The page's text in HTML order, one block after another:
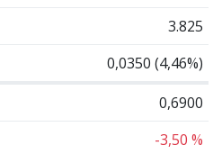
3.825
0,0350 (4,46%)
0,6900
-3,50 %